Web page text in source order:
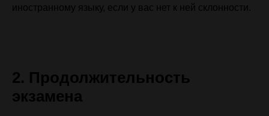
иностранному языку, если у вас нет к ней склонности.
2. Продолжительность
экзамена